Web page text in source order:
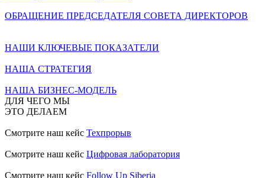
ОБРАЩЕНИЕ ПРЕДСЕДАТЕЛЯ СОВЕТА ДИРЕКТОРОВ
НАШИ КЛЮЧЕВЫЕ ПОКАЗАТЕЛИ
НАША СТРАТЕГИЯ
НАША БИЗНЕС-МОДЕЛЬ
ДЛЯ ЧЕГО МЫ
ЭТО ДЕЛАЕМ
Смотрите наш кейс Техпрорыв
Смотрите наш кейс Цифровая лаборатория
Смотрите наш кейс Follow Up Siberia